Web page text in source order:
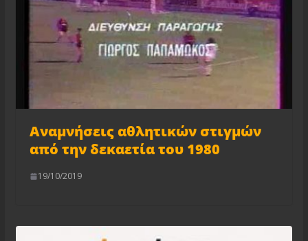
Αναμνήσεις αθλητικών στιγμών
από την δεκαετία του 1980
19/10/2019